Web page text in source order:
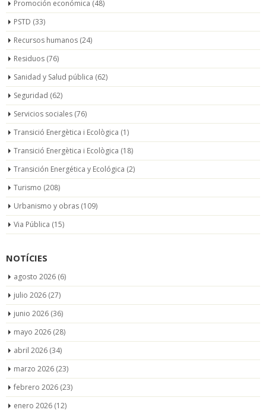
Promoción económica (48)
PSTD (33)
Recursos humanos (24)
Residuos (76)
Sanidad y Salud pública (62)
Seguridad (62)
Servicios sociales (76)
Transició Energètica i Ecològica (1)
Transició Energètica i Ecològica (18)
Transición Energética y Ecológica (2)
Turismo (208)
Urbanismo y obras (109)
Via Pública (15)
NOTÍCIES
agosto 2026 (6)
julio 2026 (27)
junio 2026 (36)
mayo 2026 (28)
abril 2026 (34)
marzo 2026 (23)
febrero 2026 (23)
enero 2026 (12)